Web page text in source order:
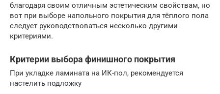
благодаря своим отличным эстетическим свойствам, но
вот при выборе напольного покрытия для тёплого пола
следует руководствоваться несколько другими
критериями.
Критерии выбора финишного покрытия
При укладке ламината на ИК-пол, рекомендуется
настелить подложку